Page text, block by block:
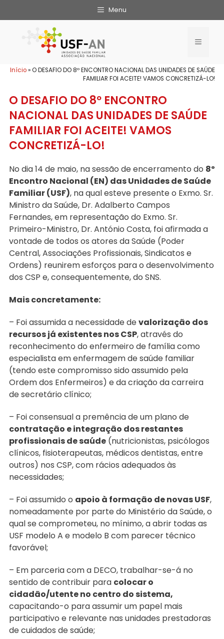
Menu
Início»O DESAFIO DO 8º ENCONTRO NACIONAL DAS UNIDADES DE SAÚDE
FAMILIAR FOI ACEITE! VAMOS CONCRETIZÁ-LO!
O DESAFIO DO 8º ENCONTRO
NACIONAL DAS UNIDADES DE SAÚDE
FAMILIAR FOI ACEITE! VAMOS
CONCRETIZÁ-LO!
No dia 14 de maio, na sessão de encerramento do 8º
Encontro Nacional (EN) das Unidades de Saúde
Familiar (USF), na qual esteve presente o Exmo. Sr.
Ministro da Saúde, Dr. Adalberto Campos
Fernandes, em representação do Exmo. Sr.
Primeiro-Ministro, Dr. António Costa, foi afirmada a
vontade de todos os atores da Saúde (Poder
Central, Associações Profissionais, Sindicatos e
Ordens) reunirem esforços para o desenvolvimento
dos CSP e, consequentemente, do SNS.
Mais concretamente:
– Foi assumida a necessidade devalorização dos
recursos já existentes nos CSP, através do
reconhecimento do enfermeiro de família como
especialista em enfermagem de saúde familiar
(tendo este compromisso sido assumido pela
Ordem dos Enfermeiros) e da criação da carreira
de secretário clínico;
– Foi consensual a premência de um plano de
contratação e integração dos restantes
profissionais de saúde(nutricionistas, psicólogos
clínicos, fisioterapeutas, médicos dentistas, entre
outros) nos CSP, com rácios adequados às
necessidades;
– Foi assumido o apoio à formação de novas USF,
nomeadamente por parte do Ministério da Saúde, o
qual se comprometeu, no mínimo, a abrir todas as
USF modelo A e modelo B com parecer técnico
favorável;
– Em parceria com a DECO, trabalhar-se-á no
sentido de contribuir para colocar o
cidadão/utente no centro do sistema,
capacitando-o para assumir um papel mais
participativo e relevante nas unidades prestadoras
de cuidados de saúde;